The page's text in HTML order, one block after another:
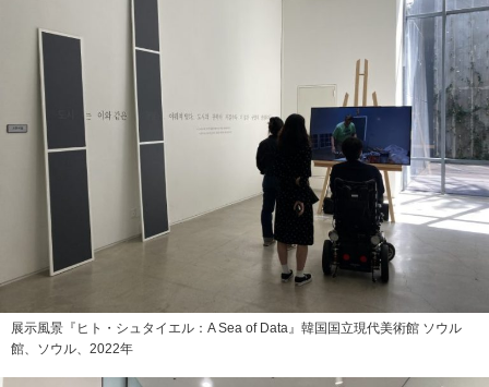
展示風景『ヒト・シュタイエル：A Sea of Data』韓国国立現代美術館 ソウル
館、ソウル、2022年